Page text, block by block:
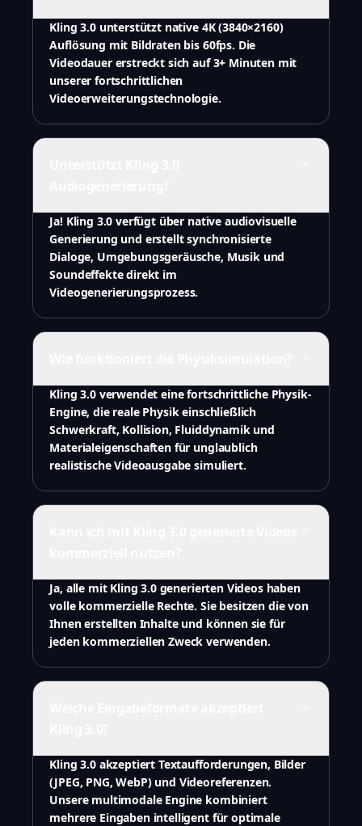
Kling 3.0 unterstützt native 4K (3840×2160)
Auflösung mit Bildraten bis 60fps. Die
Videodauer erstreckt sich auf 3+ Minuten mit
unserer fortschrittlichen
Videoerweiterungstechnologie.
Ja! Kling 3.0 verfügt über native audiovisuelle
Generierung und erstellt synchronisierte
Dialoge, Umgebungsgeräusche, Musik und
Soundeffekte direkt im
Videogenerierungsprozess.
Kling 3.0 verwendet eine fortschrittliche Physik-
Engine, die reale Physik einschließlich
Schwerkraft, Kollision, Fluiddynamik und
Materialeigenschaften für unglaublich
realistische Videoausgabe simuliert.
Ja, alle mit Kling 3.0 generierten Videos haben
volle kommerzielle Rechte. Sie besitzen die von
Ihnen erstellten Inhalte und können sie für
jeden kommerziellen Zweck verwenden.
Kling 3.0 akzeptiert Textaufforderungen, Bilder
(JPEG, PNG, WebP) und Videoreferenzen.
Unsere multimodale Engine kombiniert
mehrere Eingaben intelligent für optimale